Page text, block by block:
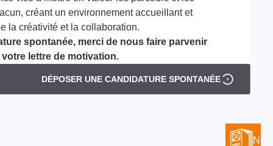
créant un environnement accueillant et
la créativité et la collaboration.
spontanée, merci de nous faire parvenir
lettre de motivation.
DÉPOSER UNE CANDIDATURE SPONTANÉE